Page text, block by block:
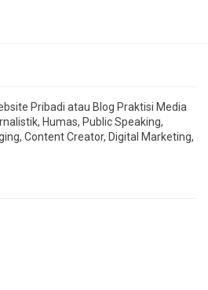
Pribadi atau Blog Praktisi Media
Humas, Public Speaking,
Content Creator, Digital Marketing,